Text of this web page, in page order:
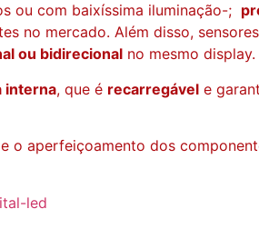
ou com baixíssima iluminação-;
no mercado. Além disso,
ou bidirecional no mesmo display.
interna, que é recarregável e
o aperfeiçoamento dos
led